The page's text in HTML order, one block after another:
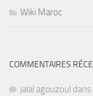
Wiki Maroc
COMMENTAIRES
jalal agouzoul dans